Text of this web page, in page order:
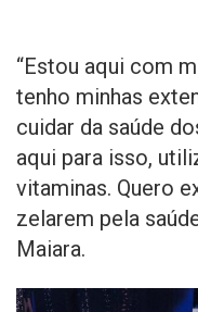
“Estou aqui com
tenho minhas
cuidar da saúde
aqui para isso,
vitaminas. Quero
zelarem pela
Maiara.